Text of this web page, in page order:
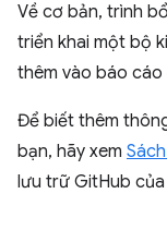
Về cơ bản, trình
triển khai một bộ
thêm vào báo
Để biết thêm
bạn, hãy xem
lưu trữ GitHub